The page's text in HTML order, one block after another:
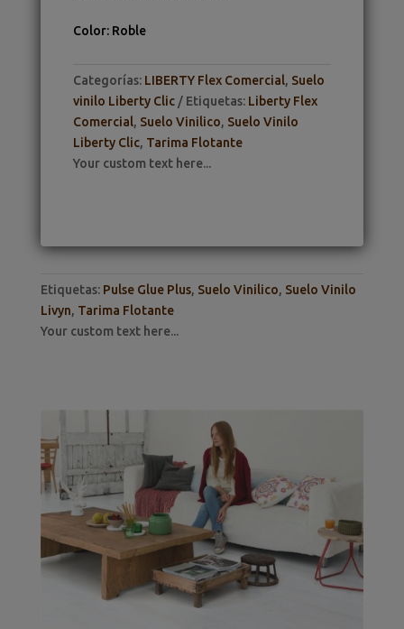
Color: Roble
Categorías: LIBERTY Flex Comercial, Suelo
vinilo Liberty Clic
Etiquetas: Liberty Flex
Comercial, Suelo Vinilico, Suelo Vinilo
Liberty Clic, Tarima Flotante
Your custom text here...
Etiquetas: Pulse Glue Plus, Suelo Vinilico, Suelo Vinilo
Livyn, Tarima Flotante
Your custom text here...